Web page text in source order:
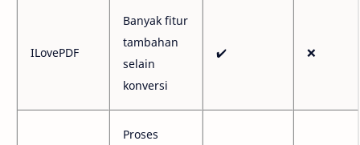
ILovePDF
Banyak fitur
tambahan
selain
konversi
✔️ ❌
Proses